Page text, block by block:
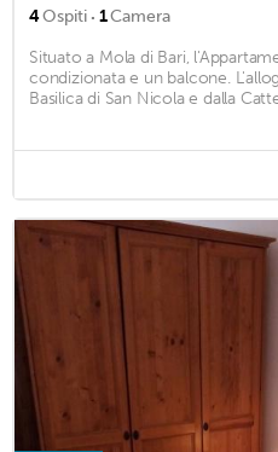
4Ospiti · 1Camera
Situato a Mola di Bari,
condizionata e un balcone.
Basilica di San Nicola e dalla